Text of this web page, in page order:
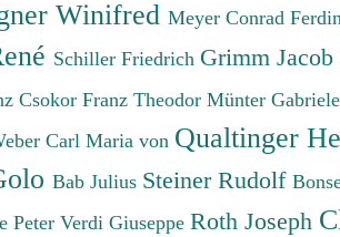
Winifred Meyer Conrad
Schiller Friedrich Grimm Jacob
Csokor Franz Theodor Münter Gabriele
Carl Maria von Qualtinger
Bab Julius Steiner Rudolf
Peter Verdi Giuseppe Roth Joseph